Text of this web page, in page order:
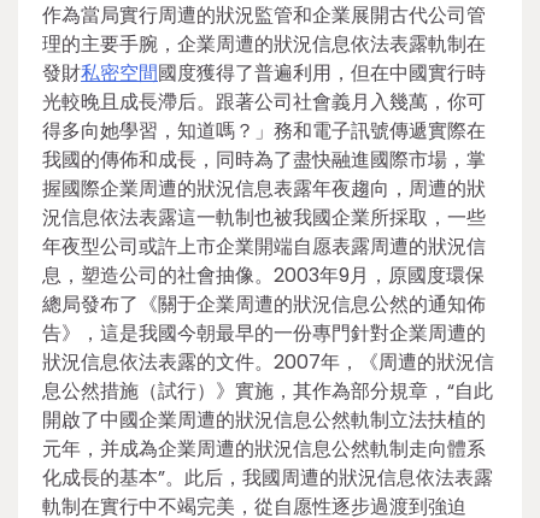
作為當局實行周遭的狀況監管和企業展開古代公司管
理的主要手腕，企業周遭的狀況信息依法表露軌制在
發財私密空間國度獲得了普遍利用，但在中國實行時
光較晚且成長滯后。跟著公司社會義月入幾萬，你可
得多向她學習，知道嗎？」務和電子訊號傳遞實際在
我國的傳佈和成長，同時為了盡快融進國際市場，掌
握國際企業周遭的狀況信息表露年夜趨向，周遭的狀
況信息依法表露這一軌制也被我國企業所採取，一些
年夜型公司或許上市企業開端自愿表露周遭的狀況信
息，塑造公司的社會抽像。2003年9月，原國度環保
總局發布了《關于企業周遭的狀況信息公然的通知佈
告》，這是我國今朝最早的一份專門針對企業周遭的
狀況信息依法表露的文件。2007年，《周遭的狀況信
息公然措施（試行）》實施，其作為部分規章，“自此
開啟了中國企業周遭的狀況信息公然軌制立法扶植的
元年，并成為企業周遭的狀況信息公然軌制走向體系
化成長的基本”。此后，我國周遭的狀況信息依法表露
軌制在實行中不竭完美，從自愿性逐步過渡到強迫